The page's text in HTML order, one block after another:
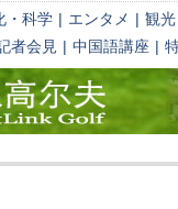
・科学 | エンタメ | 観光
者会見 | 中国語講座 |